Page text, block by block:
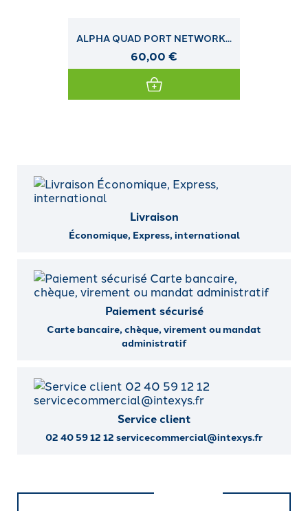
ALPHA QUAD PORT NETWORK...
60,00 €
Livraison
Économique, Express, international
Paiement sécurisé
Carte bancaire, chèque, virement ou mandat
administratif
Service client
02 40 59 12 12 servicecommercial@intexys.fr